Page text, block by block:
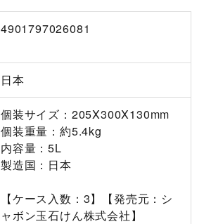
4901797026081
日本
個装サイズ：205X300X130mm
個装重量：約5.4kg
内容量：5L
製造国：日本
【ケース入数：3】【発売元：シ
ャボン玉石けん株式会社】